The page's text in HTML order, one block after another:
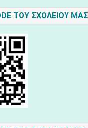
ΤΟΥ ΣΧΟΛΕΊΟΥ ΜΑΣ